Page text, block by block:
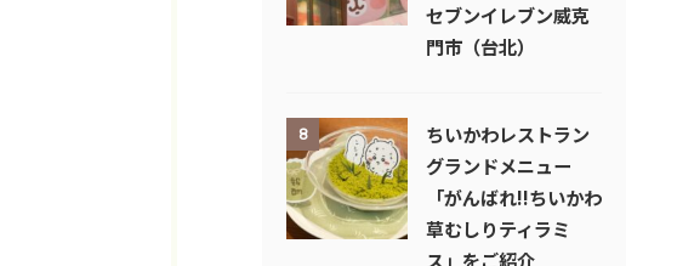
セブンイレブン威克
門市（台北）
8
ちいかわレストラン
グランドメニュー
「がんばれ!!ちいかわ
草むしりティラミ
ス」をご紹介